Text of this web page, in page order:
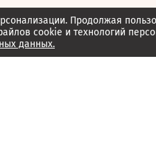
Продолжая
cookie и технологий
данных.